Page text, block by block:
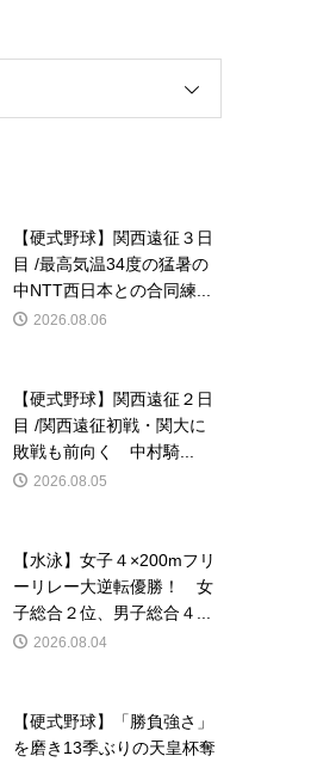
【硬式野球】関西遠征３日
目 /最高気温34度の猛暑の
中NTT西日本との合同練...
2026.08.06
【硬式野球】関西遠征２日
目 /関西遠征初戦・関大に
敗戦も前向く 中村騎...
2026.08.05
【水泳】女子４×200mフリ
ーリレー大逆転優勝！ 女
子総合２位、男子総合４...
2026.08.04
【硬式野球】「勝負強さ」
を磨き13季ぶりの天皇杯奪